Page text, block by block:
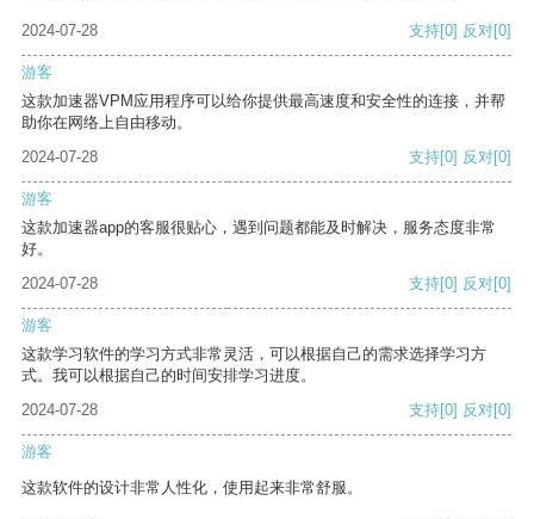
2024-07-28 支持[0] 反对[0]
游客
这款加速器VPM应用程序可以给你提供最高速度和安全性的连接，并帮
助你在网络上自由移动。
2024-07-28
支持[0] 反对[0]
游客
这款加速器app的客服很贴心，遇到问题都能及时解决，服务态度非常
好。
2024-07-28
支持[0] 反对[0]
游客
这款学习软件的学习方式非常灵活，可以根据自己的需求选择学习方
式。我可以根据自己的时间安排学习进度。
2024-07-28
支持[0] 反对[0]
游客
这款软件的设计非常人性化，使用起来非常舒服。